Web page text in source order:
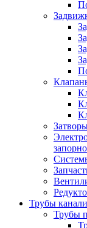
Трубы
Трубы